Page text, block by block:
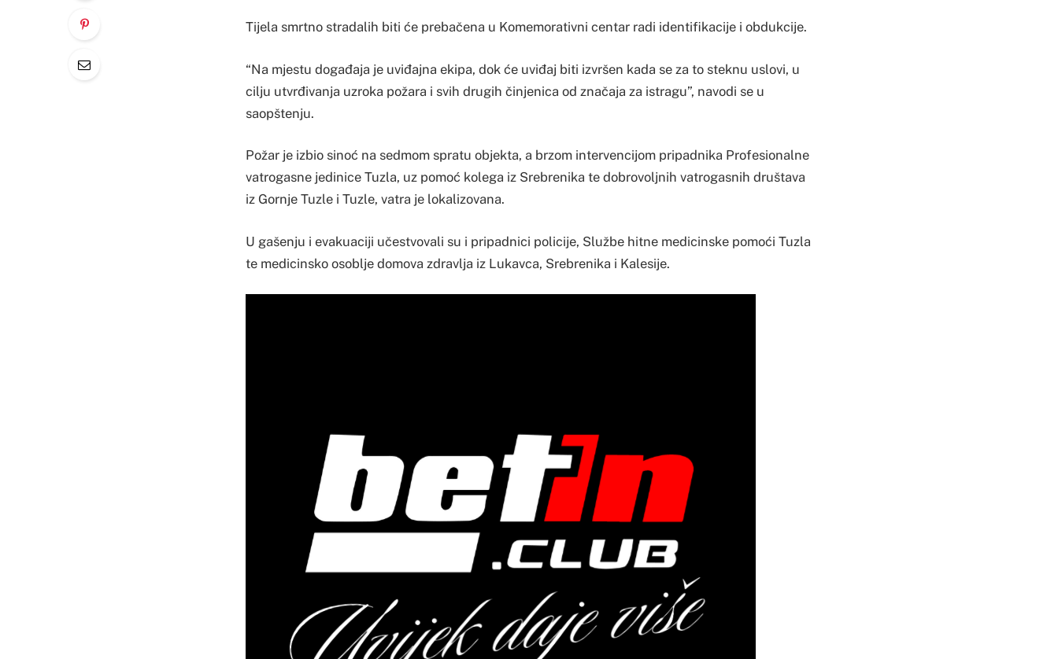
Tijela smrtno stradalih biti će prebačena u Komemorativni centar radi identifikacije i obdukcije.
“Na mjestu događaja je uviđajna ekipa, dok će uviđaj biti izvršen kada se za to steknu uslovi, u
cilju utvrđivanja uzroka požara i svih drugih činjenica od značaja za istragu”, navodi se u
saopštenju.
Požar je izbio sinoć na sedmom spratu objekta, a brzom intervencijom pripadnika Profesionalne
vatrogasne jedinice Tuzla, uz pomoć kolega iz Srebrenika te dobrovoljnih vatrogasnih društava
iz Gornje Tuzle i Tuzle, vatra je lokalizovana.
U gašenju i evakuaciji učestvovali su i pripadnici policije, Službe hitne medicinske pomoći Tuzla
te medicinsko osoblje domova zdravlja iz Lukavca, Srebrenika i Kalesije.